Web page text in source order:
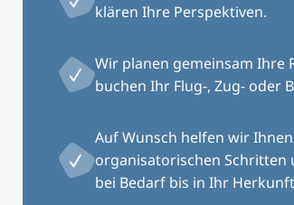
klären Ihre Perspektiven.
Wir planen gemeinsam Ihre
buchen Ihr Flug-, Zug- oder
Auf Wunsch helfen wir
organisatorischen Schritten
bei Bedarf bis in Ihr